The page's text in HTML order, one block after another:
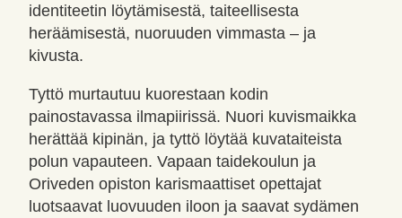
identiteetin löytämisestä, taiteellisesta
heräämisestä, nuoruuden vimmasta – ja
kivusta.
Tyttö murtautuu kuorestaan kodin
painostavassa ilmapiirissä. Nuori kuvismaikka
herättää kipinän, ja tyttö löytää kuvataiteista
polun vapauteen. Vapaan taidekoulun ja
Oriveden opiston karismaattiset opettajat
luotsaavat luovuuden iloon ja saavat sydämen